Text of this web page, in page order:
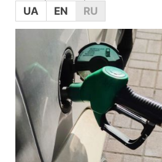
UA
EN RU